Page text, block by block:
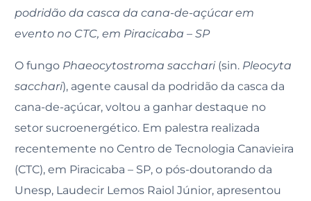
podridão da casca da cana-de-açúcar em
evento no CTC, em Piracicaba – SP
O fungo Phaeocytostroma sacchari(sin. Pleocyta
sacchari), agente causal da podridão da casca da
cana-de-açúcar, voltou a ganhar destaque no
setor sucroenergético. Em palestra realizada
recentemente no Centro de Tecnologia Canavieira
(CTC), em Piracicaba – SP, o pós-doutorando da
Unesp, Laudecir Lemos Raiol Júnior, apresentou